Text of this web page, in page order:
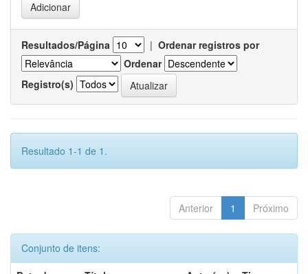
Resultados/Página | Ordenar registros por
Ordenar
Registro(s)
Resultado 1-1 de 1.
Anterior 1 Próximo
Conjunto de itens: